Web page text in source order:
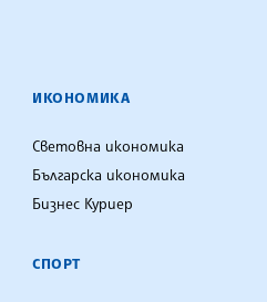
ИКОНОМИКА
Световна икономика
Българска икономика
Бизнес Куриер
СПОРТ